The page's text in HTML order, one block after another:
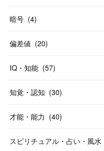
暗号 (4)
偏差値 (20)
IQ・知能 (57)
知覚・認知 (30)
才能・能力 (40)
スピリチュアル・占い・風水